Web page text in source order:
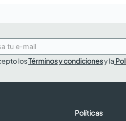
losTérminos y condicionesy la
Políticas